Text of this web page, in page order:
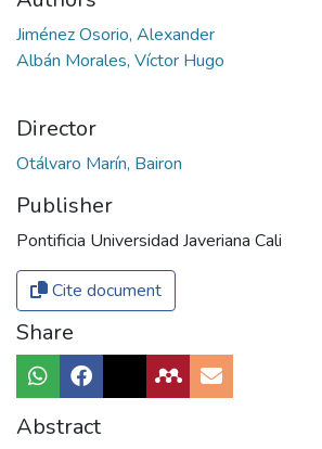
Jiménez Osorio, Alexander
Albán Morales, Víctor Hugo
Director
Otálvaro Marín, Bairon
Publisher
Pontificia Universidad Javeriana Cali
Cite document
Share
Abstract